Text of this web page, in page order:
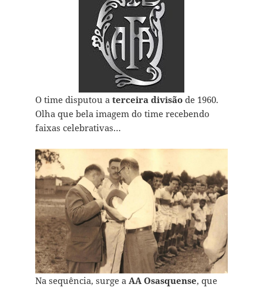
O time disputou a terceira divisãode 1960.
Olha que bela imagem do time recebendo
faixas celebrativas…
Na sequência, surge a AA Osasquense, que